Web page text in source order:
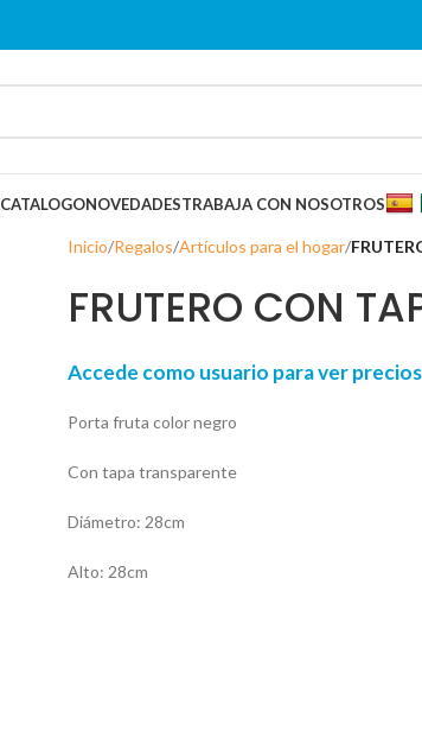
CATALOGONOVEDADESTRABAJA CON NOSOTROS
Inicio Regalos Artículos para el hogar
FRUTERO CON
Accede como usuario para ver
Porta fruta color negro
Con tapa transparente
Diámetro: 28cm
Alto: 28cm